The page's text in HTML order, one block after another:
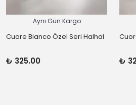
Aynı Gün Kargo
Cuore Bianco Özel Seri Halhal
₺ 325.00 ₺